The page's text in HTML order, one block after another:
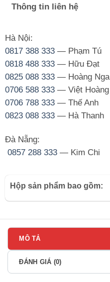
Thông tin liên hệ
Hà Nội:
0817 388 333— Phạm Tú
0818 488 333— Hữu Đạt
0825 088 333— Hoàng Nga
0706 588 333— Việt Hoàng
0706 788 333— Thế Anh
0823 088 333— Hà Thanh
Đà Nẵng:
0857 288 333— Kim Chi
Hộp sản phẩm bao gồm:
MÔ TẢ
ĐÁNH GIÁ (0)